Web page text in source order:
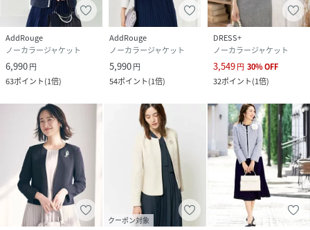
■おすすめ着用シーン
入学式や入園式、卒業式や卒園式はもちろん、七五三・お宮
参りなどフォーマルな装いがおすすめのシーンにぴったり。
授業参観などの学校行事、発表会など、上品かつきちんと感
が求められる場面に、定番のきれいめセレモニースタイルと
して。
#20代#30代#40代#50代#60代#ノーカラージャケット#綺麗
め#きれいめ#大人#上品#きれいめファッション#きれいめコ
ーデ#セレモニー#入卒#シンプル#大人レディ#フェミニン#レ
ディスタイル#洗える#顔合わせ#発表会#大きいサイズ#小さ
AddRouge
ノーカラージャケット
6,990円
63ポイント(1倍)
AddRouge
ノーカラージャケット
5,990円
54ポイント(1倍)
DRESS+
ノーカラージャケット
3,549円 30%OFF
32ポイント(1倍)
クーポン対象